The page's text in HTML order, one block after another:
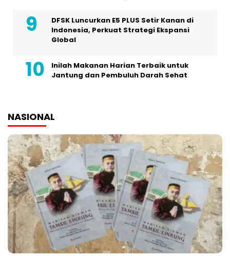
DFSK Luncurkan E5 PLUS Setir Kanan di
Indonesia, Perkuat Strategi Ekspansi
Global
Inilah Makanan Harian Terbaik untuk
Jantung dan Pembuluh Darah Sehat
NASIONAL